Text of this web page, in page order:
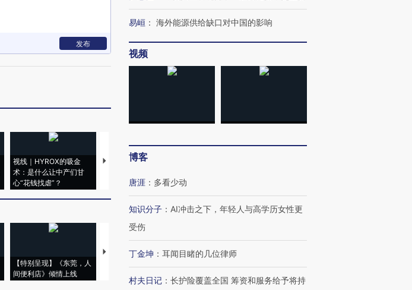
发布
视线｜HYROX的吸金
术：是什么让中产们甘
心“花钱找虐”？
马航飞行员跨国走私7万
【特别呈现】《东莞，人
间便利店》倾情上线
【推广】走进第四届链博
易峘 ： 海外能源供给缺口对中国的影响
视频
博客
唐涯 ： 多看少动
知识分子 ： AI冲击之下，年轻人与高学历女性更
受伤
丁金坤 ： 耳闻目睹的几位律师
村夫日记 ： 长护险覆盖全国 筹资和服务给予将持